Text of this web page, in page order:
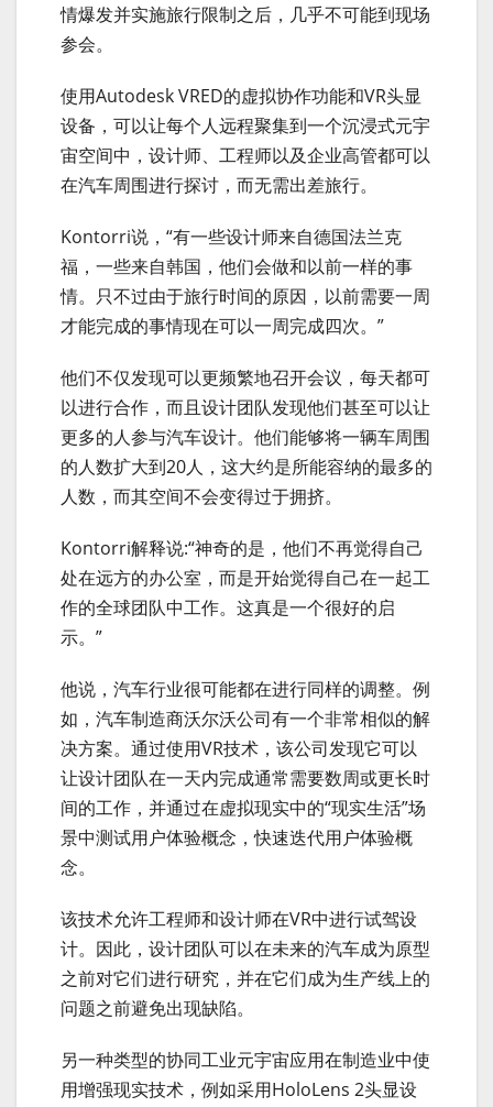
情爆发并实施旅行限制之后，几乎不可能到现场
参会。
使用Autodesk VRED的虚拟协作功能和VR头显
设备，可以让每个人远程聚集到一个沉浸式元宇
宙空间中，设计师、工程师以及企业高管都可以
在汽车周围进行探讨，而无需出差旅行。
Kontorri说，“有一些设计师来自德国法兰克
福，一些来自韩国，他们会做和以前一样的事
情。只不过由于旅行时间的原因，以前需要一周
才能完成的事情现在可以一周完成四次。”
他们不仅发现可以更频繁地召开会议，每天都可
以进行合作，而且设计团队发现他们甚至可以让
更多的人参与汽车设计。他们能够将一辆车周围
的人数扩大到20人，这大约是所能容纳的最多的
人数，而其空间不会变得过于拥挤。
Kontorri解释说:“神奇的是，他们不再觉得自己
处在远方的办公室，而是开始觉得自己在一起工
作的全球团队中工作。这真是一个很好的启
示。”
他说，汽车行业很可能都在进行同样的调整。例
如，汽车制造商沃尔沃公司有一个非常相似的解
决方案。通过使用VR技术，该公司发现它可以
让设计团队在一天内完成通常需要数周或更长时
间的工作，并通过在虚拟现实中的“现实生活”场
景中测试用户体验概念，快速迭代用户体验概
念。
该技术允许工程师和设计师在VR中进行试驾设
计。因此，设计团队可以在未来的汽车成为原型
之前对它们进行研究，并在它们成为生产线上的
问题之前避免出现缺陷。
另一种类型的协同工业元宇宙应用在制造业中使
用增强现实技术，例如采用HoloLens 2头显设